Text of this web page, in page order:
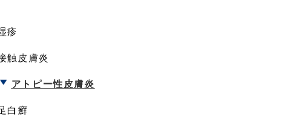
疹
触皮膚炎
アトピー性皮膚炎
白癬